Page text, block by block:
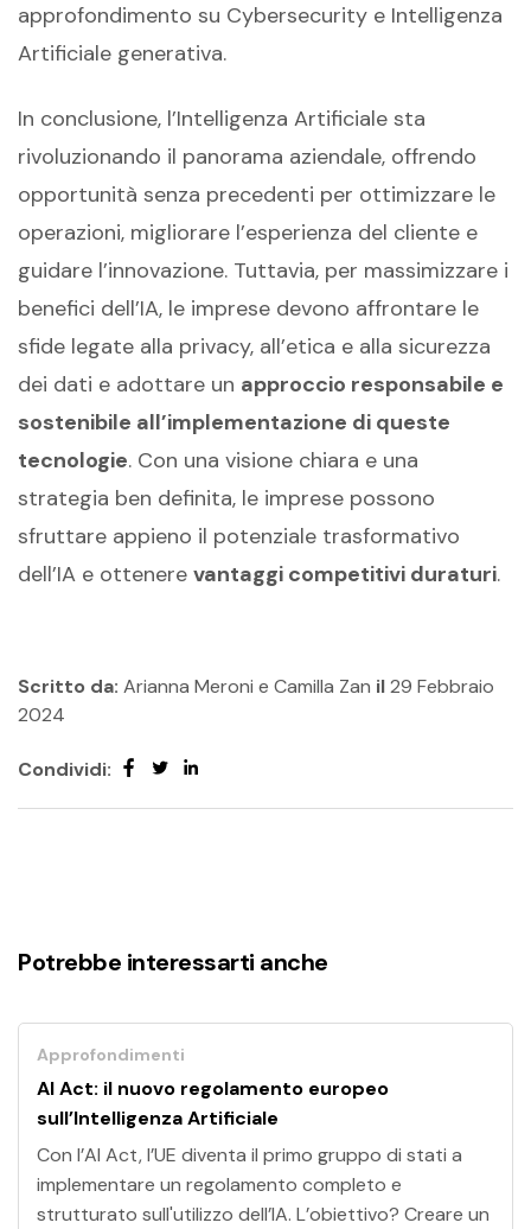
approfondimento su Cybersecurity e Intelligenza
Artificiale generativa.
In conclusione, l’Intelligenza Artificiale sta
rivoluzionando il panorama aziendale, offrendo
opportunità senza precedenti per ottimizzare le
operazioni, migliorare l’esperienza del cliente e
guidare l’innovazione. Tuttavia, per massimizzare i
benefici dell’IA, le imprese devono affrontare le
sfide legate alla privacy, all’etica e alla sicurezza
dei dati e adottare un approccio responsabile e
sostenibile all’implementazione di queste
tecnologie. Con una visione chiara e una
strategia ben definita, le imprese possono
sfruttare appieno il potenziale trasformativo
dell’IA e ottenere vantaggi competitivi duraturi.
Scritto da: Arianna Meroni e Camilla Zan il29 Febbraio
2024
Condividi:
Potrebbe interessarti anche
Approfondimenti
AI Act: il nuovo regolamento europeo
sull’Intelligenza Artificiale
Con l’AI Act, l’UE diventa il primo gruppo di stati a
implementare un regolamento completo e
strutturato sull'utilizzo dell’IA. L’obiettivo? Creare un